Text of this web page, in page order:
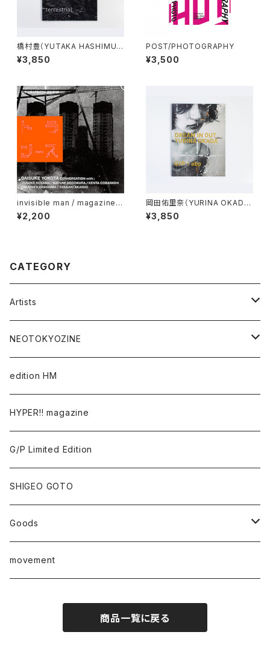
橋村豊（YUTAKA HASHIMUR
A）terrestrial
¥3,850
POST/PHOTOGRAPHY
¥3,500
invisible man / magazine v
ol.5—G/P YEARBOOK 2015/
16 "TRANS#1"
¥2,200
岡田佑里奈（YURINA OKAD
A）DREAM IN OUT
¥3,850
CATEGORY
Artists
Takaaki Akashi
Kenta Cobayashi
Tomoo Gokita
Yutaka Hashimura
Mayumi Hosokura
Keiji Ito
junaida
Masahide Kobayashi
NEOTOKYOZINE
BROKEN MIRRORS
TOKYO FRONTLINE PHOTO AWARD
edition HM
HYPER!! magazine
G/P Limited Edition
SHIGEO GOTO
Goods
T-shirt
movement
商品一覧に戻る